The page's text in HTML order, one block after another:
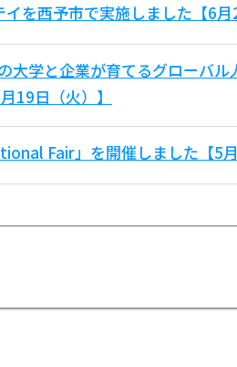
を西予市で実施しました【6月
大学と企業が育てるグローバル
19日（火）】
Fair」を開催しました【5月